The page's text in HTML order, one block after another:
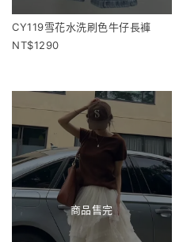
CY119雪花水洗刷色牛仔長褲
1290
商品售完